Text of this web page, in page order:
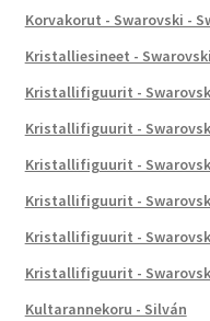
Korvakorut - Swarovski -
Kristalliesineet -
Kristallifiguurit -
Kristallifiguurit -
Kristallifiguurit -
Kristallifiguurit -
Kristallifiguurit -
Kristallifiguurit -
Kultarannekoru - Silván